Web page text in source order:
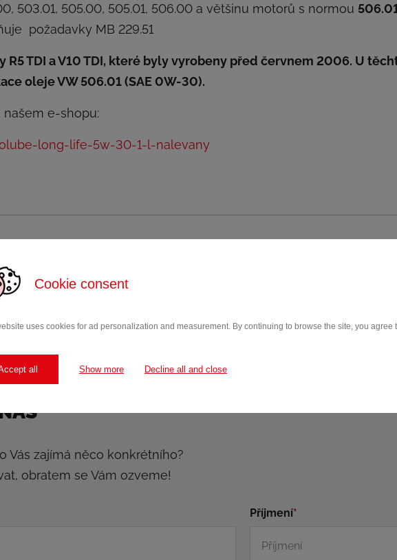
Cookie consent
uses cookies for ad personalization and measurement. By continuing to browse the site, you agree
all Show more Decline all and close
503.01, 505.00, 505.01, 506.00 a většinu motorů s normou
požadavky MB 229.51
TDI a V10 TDI, které byly vyrobeny před červnem 2006. U
oleje VW 506.01 (SAE 0W-30).
našem e-shopu:
long-life-5w-30-1-l-nalevany
5W-30.PDF
Vás zajímá něco konkrétního?
obratem se Vám ozveme!
Příjmení*